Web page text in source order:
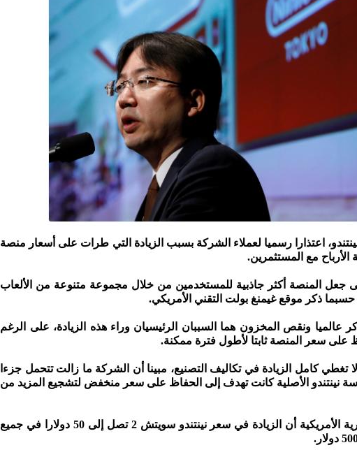
اعتذارا رسميا لعملاء الشركة بسبب الزيادة التي طرات على أسعار منصة
جعل المنصة أكثر جاذبية للمستخدمين من خلال مجموعة متنوعة من الألعاب
حسبما ذكر موقع غيمنغ بولت التقني الأمريكي.
عالميا ونقص المخزون هما السببان الرئيسيان وراء هذه الزيادة، على الرغم
سعر المنصة ثابتا لأطول فترة ممكنة.
تغطي كامل الزيادة في تكاليف التصنيع، مبينا أن الشركة ما زالت تتحمل جزءا
نينتندو الأصلية كانت تهدف إلى الحفاظ على سعر منخفض لتشجيع المزيد من
وكشفت وكالة سي ان بي سي الإخبارية الأمريكية أن الزيادة في سعر نينتندو سويتش 2 تصل إلى 50 دولارا في جميع